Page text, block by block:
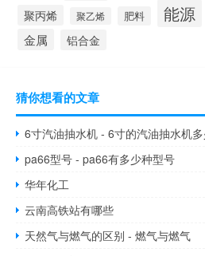
聚丙烯 聚乙烯 肥料 能源
金属 铝合金
猜你想看的文章
6寸汽油抽水机 - 6寸的汽油抽水机
pa66型号 - pa66有多少种型号
华年化工
云南高铁站有哪些
天然气与燃气的区别 - 燃气与燃气